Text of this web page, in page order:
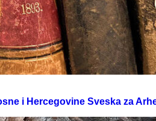
i Hercegovine Sveska za